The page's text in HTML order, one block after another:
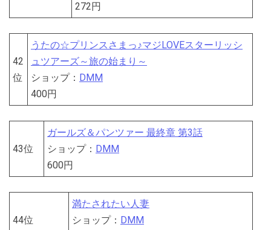
272円
42
位
うたの☆プリンスさまっ♪マジLOVEスターリッシ
ュツアーズ～旅の始まり～
ショップ： DMM
400円
43位
ガールズ＆パンツァー 最終章 第3話
ショップ： DMM
600円
44位
満たされたい人妻
ショップ： DMM